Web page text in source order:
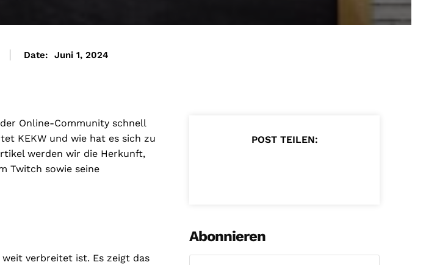
Date: Juni 1, 2024
Online-Community schnell
KEKW und wie hat es sich zu
werden wir die Herkunft,
Twitch sowie seine
verbreitet ist. Es zeigt das
POST TEILEN:
Abonnieren